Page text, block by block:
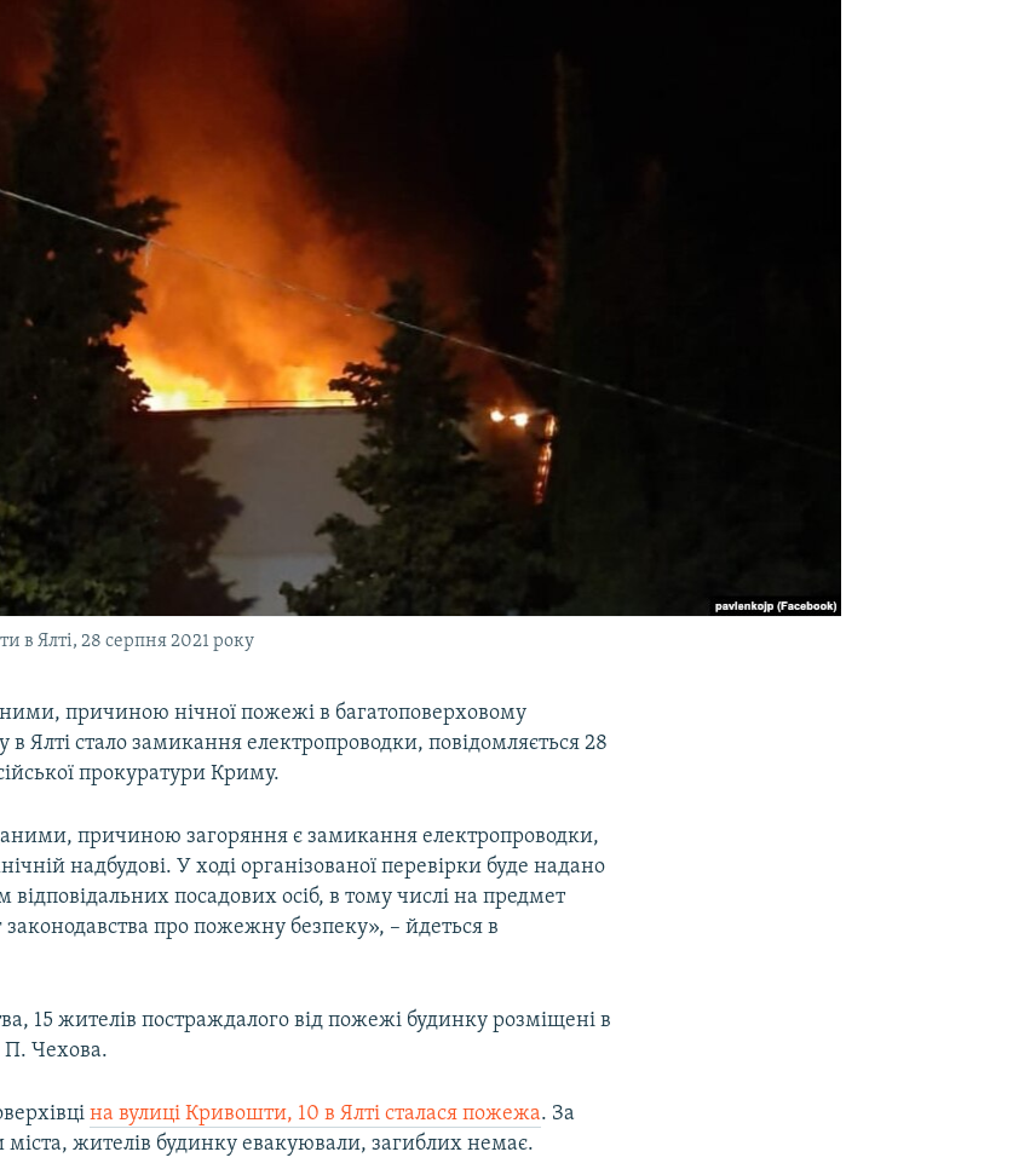
в Ялті, 28 серпня 2021 року
причиною нічної пожежі в багатоповерховому
Ялті стало замикання електропроводки, повідомляється 28
прокуратури Криму.
причиною загоряння є замикання електропроводки,
надбудові. У ході організованої перевірки буде надано
відповідальних посадових осіб, в тому числі на предмет
про пожежну безпеку», – йдеться в
15 жителів постраждалого від пожежі будинку розміщені в
П. Чехова.
на вулиці Кривошти, 10 в Ялті сталася пожежа. За
міста, жителів будинку евакуювали, загиблих немає.